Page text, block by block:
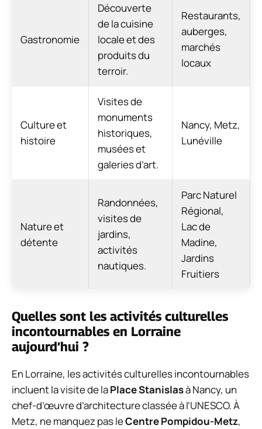
Gastronomie
Découverte
de la cuisine
locale et des
produits du
terroir.
Restaurants,
auberges,
marchés
locaux
Culture et
histoire
Visites de
monuments
historiques,
musées et
galeries d’art.
Nancy, Metz,
Lunéville
Nature et
détente
Randonnées,
visites de
jardins,
activités
nautiques.
Parc Naturel
Régional,
Lac de
Madine,
Jardins
Fruitiers
Quelles sont les activités culturelles
incontournables en Lorraine
aujourd’hui ?
En Lorraine, les activités culturelles incontournables
incluent la visite de laPlace Stanislasà Nancy, un
chef-d’œuvre d’architecture classée à l’UNESCO. À
Metz, ne manquez pas leCentre Pompidou-Metz,